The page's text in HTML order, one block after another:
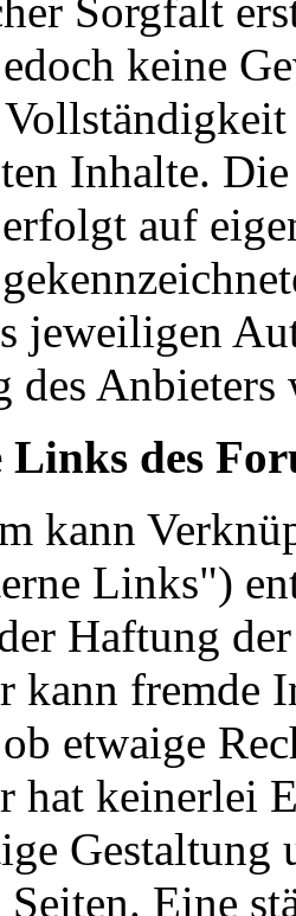
Sorgfalt
keine
Inhalte.
auf
jeweiligen
des Anbieters
Links des
kann
Links")
Haftung
kann fremde
etwaige
hat keinerlei
Gestaltung
Eine